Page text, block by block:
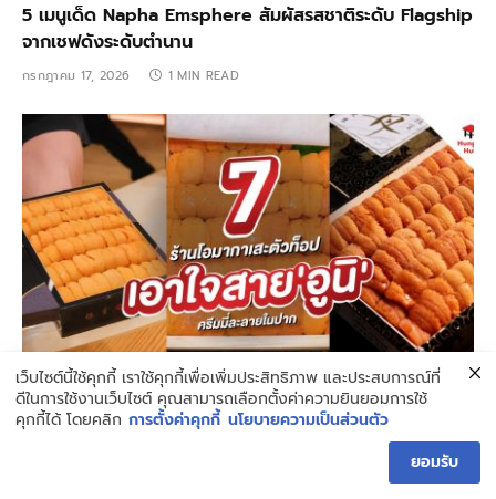
5 เมนูเด็ด Napha Emsphere สัมผัสรสชาติระดับ Flagship
จากเชฟดังระดับตำนาน
กรกฎาคม 17, 2026 1 MIN READ
ฟินคำต่อคำ! ปักหมุด 7 ร้านโอมากาเสะตัวท็อป เอาใจสายเลิฟ
‘อูนิ’ ครีมมี่ละลายในปาก
เว็บไซต์นี้ใช้คุกกี้ เราใช้คุกกี้เพื่อเพิ่มประสิทธิภาพ และประสบการณ์ที่
ดีในการใช้งานเว็บไซต์ คุณสามารถเลือกตั้งค่าความยินยอมการใช้
คุกกี้ได้ โดยคลิก การตั้งค่าคุกกี้ นโยบายความเป็นส่วนตัว
ยอมรับ